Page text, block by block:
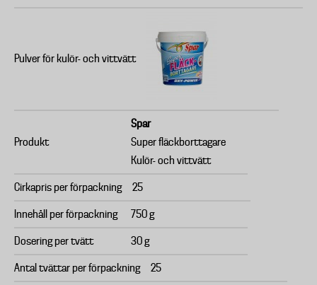
Pulver för kulör- och vittvätt
Produkt
Spar
Super fläckborttagare
Kulör- och vittvätt
Cirkapris per förpackning 25
Innehåll per förpackning 750 g
Dosering per tvätt 30 g
Antal tvättar per förpackning 25